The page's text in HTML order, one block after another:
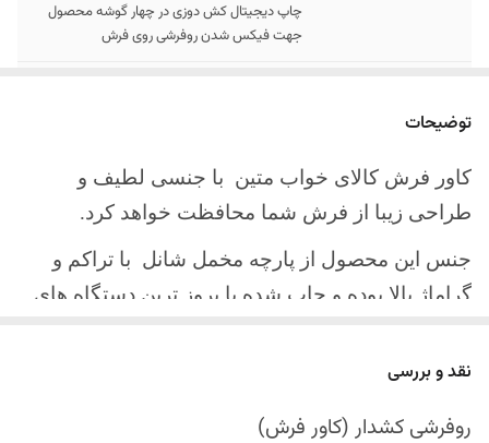
چاپ دیجیتال کش دوزی در چهار گوشه محصول
جهت فیکس شدن روفرشی روی فرش
ارسال کالا
آینده
توضیحات
کاور فرش کالای خواب متین با جنسی لطیف و
طراحی زیبا از فرش شما محافظت خواهد کرد.
جنس این محصول از پارچه مخمل شانل با تراکم و
گراماژ بالا بوده و چاپ شده با بروز ترین دستگاه های
چهار گوشه این محصول با کش باکیفیت دوخته‌شده
نقد و بررسی
روفرشی کشدار (کاور فرش)